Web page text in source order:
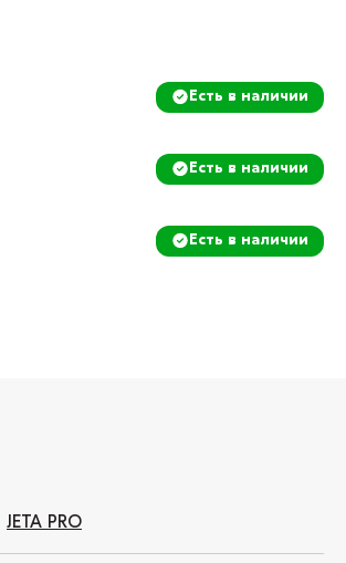
Есть в наличии
Есть в наличии
Есть в наличии
JETA PRO